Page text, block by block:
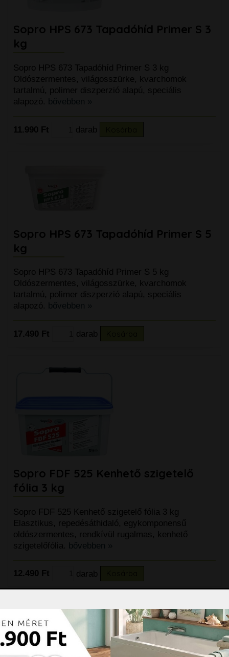
Sopro HPS 673 Tapadóhíd Primer S 3
kg
Sopro HPS 673 Tapadóhíd Primer S 3 kg
Oldószermentes, világosszürke, kvarchomok
tartalmú, polimer diszperzió alapú, speciális
alapozó. bővebben »
11.990 Ft darab
Sopro HPS 673 Tapadóhíd Primer S 5
kg
Sopro HPS 673 Tapadóhíd Primer S 5 kg
Oldószermentes, világosszürke, kvarchomok
tartalmú, polimer diszperzió alapú, speciális
alapozó.
bővebben »
17.490 Ft darab
Sopro FDF 525 Kenhető szigetelő
fólia 3 kg
Sopro FDF 525 Kenhető szigetelő fólia 3 kg
Elasztikus, repedésáthidaló, egykomponensű
oldószermentes, rendkívül rugalmas, kenhető
szigetelőfólia. bővebben »
12.490 Ft darab